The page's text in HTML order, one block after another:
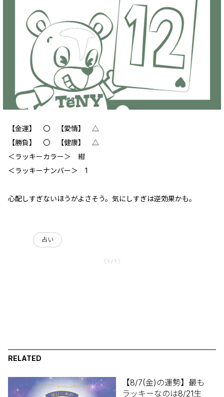
【金運】 〇 【愛情】 △
【勝負】 〇 【健康】 △
＜ラッキーカラー＞ 紺
＜ラッキーナンバー＞ 1
心配しすぎないほうがよさそう。気にしすぎは逆効果かも。
占い
〈 1 / 1 〉
RELATED
【8/7(金)の運勢】最も
ラッキーなのは8/21生